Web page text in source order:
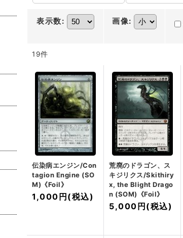
表示数: 画像:
19件
伝染病エンジン/Con
tagion Engine (SO
M)《Foil》
1,000円 (税込)
荒廃のドラゴン、ス
キジリクス/Skithiry
x, the Blight Drago
n (SOM)《Foil》
5,000円 (税込)